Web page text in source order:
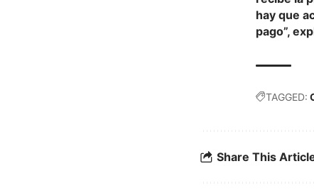
hay que
pago”,
TAGGED:
Share This